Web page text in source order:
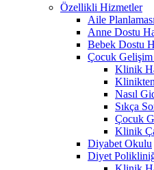
Özellikli Hizmetler
Aile
Anne Dostu
Bebek Dostu
Çocuk
Klinik
Nasıl
Sıkça
Çocuk
Klinik
Diyabet Okulu
Diyet